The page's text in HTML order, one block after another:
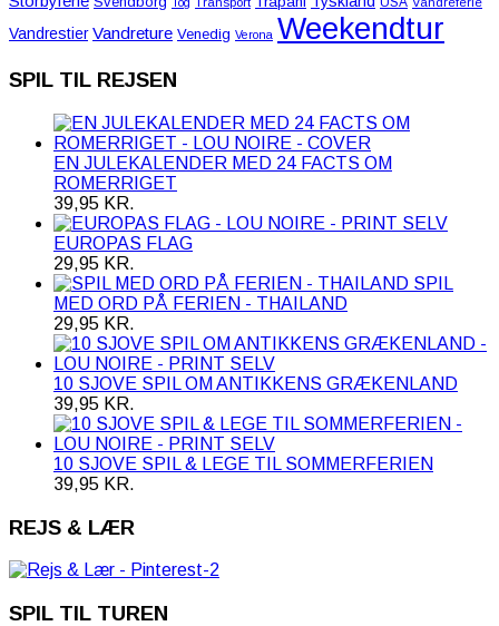
Vandrestier Vandreture Venedig Verona Weekendtur
SPIL TIL REJSEN
EN JULEKALENDER MED 24 FACTS OM
ROMERRIGET
39,95 KR.
EUROPAS FLAG
29,95 KR.
SPIL
MED ORD PÅ FERIEN - THAILAND
29,95 KR.
10 SJOVE SPIL OM ANTIKKENS GRÆKENLAND
39,95 KR.
10 SJOVE SPIL & LEGE TIL SOMMERFERIEN
39,95 KR.
REJS & LÆR
SPIL TIL TUREN